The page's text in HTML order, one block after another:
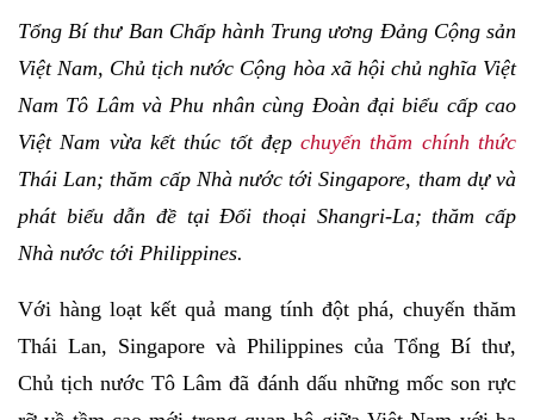
Tổng Bí thư Ban Chấp hành Trung ương Đảng Cộng sản
Việt Nam, Chủ tịch nước Cộng hòa xã hội chủ nghĩa Việt
Nam Tô Lâm và Phu nhân cùng Đoàn đại biểu cấp cao
Việt Nam vừa kết thúc tốt đẹpchuyến thăm chính thức
Thái Lan; thăm cấp Nhà nước tới Singapore, tham dự và
phát biểu dẫn đề tại Đối thoại Shangri-La; thăm cấp
Nhà nước tới Philippines.
Với hàng loạt kết quả mang tính đột phá, chuyến thăm
Thái Lan, Singapore và Philippines của Tổng Bí thư,
Chủ tịch nước Tô Lâm đã đánh dấu những mốc son rực